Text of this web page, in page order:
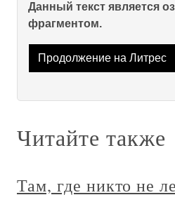
Данный текст является
фрагментом.
Продолжение на Литрес
Читайте также
Там, где никто не